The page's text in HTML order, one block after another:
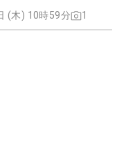
(木) 10時59分 1